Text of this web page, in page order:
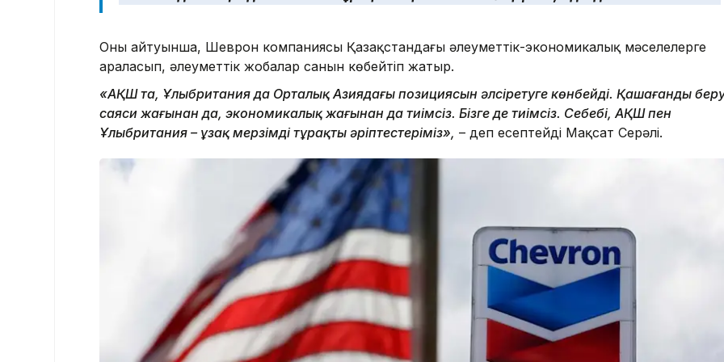
Оның айтуынша, Шеврон компаниясы Қазақстандағы әлеуметтік-экономикалық мәселелерге
араласып, әлеуметтік жобалар санын көбейтіп жатыр.
«АҚШ та, Ұлыбритания да Орталық Азиядағы позициясын әлсіретуге көнбейді. Қашағанды
саяси жағынан да, экономикалық жағынан да тиімсіз. Бізге де тиімсіз. Себебі, АҚШ пен
Ұлыбритания – ұзақ мерзімді тұрақты әріптестеріміз», – деп есептейді Мақсат Серәлі.